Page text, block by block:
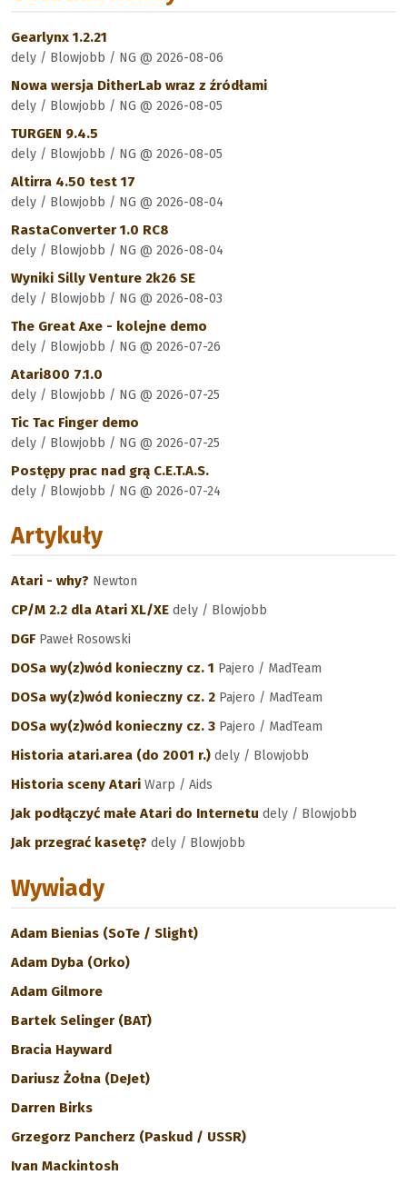
Gearlynx 1.2.21
dely / Blowjobb / NG @ 2026-08-06
Nowa wersja DitherLab wraz z źródłami
dely / Blowjobb / NG @ 2026-08-05
TURGEN 9.4.5
dely / Blowjobb / NG @ 2026-08-05
Altirra 4.50 test 17
dely / Blowjobb / NG @ 2026-08-04
RastaConverter 1.0 RC8
dely / Blowjobb / NG @ 2026-08-04
Wyniki Silly Venture 2k26 SE
dely / Blowjobb / NG @ 2026-08-03
The Great Axe - kolejne demo
dely / Blowjobb / NG @ 2026-07-26
Atari800 7.1.0
dely / Blowjobb / NG @ 2026-07-25
Tic Tac Finger demo
dely / Blowjobb / NG @ 2026-07-25
Postępy prac nad grą C.E.T.A.S.
dely / Blowjobb / NG @ 2026-07-24
Artykuły
Atari - why? Newton
CP/M 2.2 dla Atari XL/XE dely / Blowjobb
DGF Paweł Rosowski
DOSa wy(z)wód konieczny cz. 1 Pajero / MadTeam
DOSa wy(z)wód konieczny cz. 2 Pajero / MadTeam
DOSa wy(z)wód konieczny cz. 3 Pajero / MadTeam
Historia atari.area (do 2001 r.) dely / Blowjobb
Historia sceny Atari Warp / Aids
Jak podłączyć małe Atari do Internetu dely / Blowjobb
Jak przegrać kasetę? dely / Blowjobb
Wywiady
Adam Bienias (SoTe / Slight)
Adam Dyba (Orko)
Adam Gilmore
Bartek Selinger (BAT)
Bracia Hayward
Dariusz Żołna (DeJet)
Darren Birks
Grzegorz Pancherz (Paskud / USSR)
Ivan Mackintosh